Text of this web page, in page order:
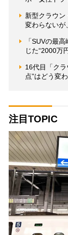
新型クラウ
変わらないが
「SUVの最
じた“2000万
16代目「ク
点”はどう変
注目TOPIC